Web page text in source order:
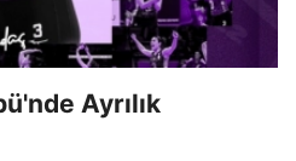
Ayrılık